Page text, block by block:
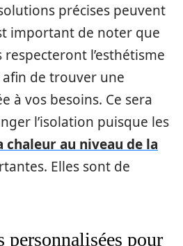
précises peuvent
important de noter que
l’esthétisme
de trouver une
à vos besoins. Ce sera
l’isolation puisque les
au niveau de la
Elles sont de
personnalisées pour